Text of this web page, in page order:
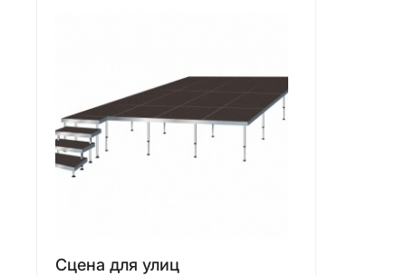
Сцена для улиц